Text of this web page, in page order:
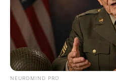
NEUROMIND PRO